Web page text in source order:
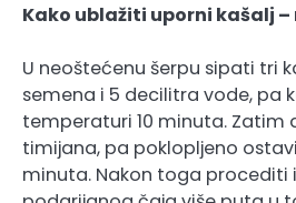
Kako ublažiti uporni kašalj –
U neoštećenu šerpu sipati tri
semena i 5 decilitra vode, pa
temperaturi 10 minuta. Zatim
timijana, pa poklopljeno
minuta. Nakon toga procediti